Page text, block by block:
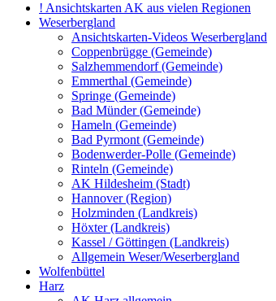
! Ansichtskarten AK aus vielen Regionen
Weserbergland
Ansichtskarten-Videos Weserbergland
Coppenbrügge (Gemeinde)
Salzhemmendorf (Gemeinde)
Emmerthal (Gemeinde)
Springe (Gemeinde)
Bad Münder (Gemeinde)
Hameln (Gemeinde)
Bad Pyrmont (Gemeinde)
Bodenwerder-Polle (Gemeinde)
Rinteln (Gemeinde)
AK Hildesheim (Stadt)
Hannover (Region)
Holzminden (Landkreis)
Höxter (Landkreis)
Kassel / Göttingen (Landkreis)
Allgemein Weser/Weserbergland
Wolfenbüttel
Harz